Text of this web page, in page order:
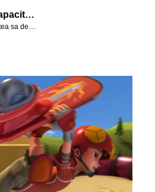
Memo profită de capacitatea sa de a-și schimba înfățișarea și se transformă într-un păstor
Memo profită de capacitatea sa de a-și schimba înfățișarea și se transformă într-un păstor